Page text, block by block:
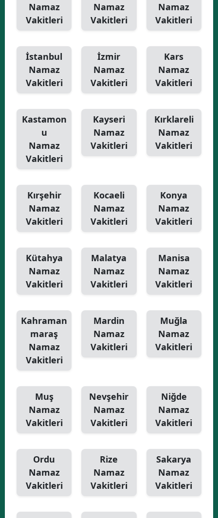
Namaz
Vakitleri
Namaz
Vakitleri
Namaz
Vakitleri
İstanbul
Namaz
Vakitleri
İzmir
Namaz
Vakitleri
Kars
Namaz
Vakitleri
Kastamon
u
Namaz
Vakitleri
Kayseri
Namaz
Vakitleri
Kırklareli
Namaz
Vakitleri
Kırşehir
Namaz
Vakitleri
Kocaeli
Namaz
Vakitleri
Konya
Namaz
Vakitleri
Kütahya
Namaz
Vakitleri
Malatya
Namaz
Vakitleri
Manisa
Namaz
Vakitleri
Kahraman
maraş
Namaz
Vakitleri
Mardin
Namaz
Vakitleri
Muğla
Namaz
Vakitleri
Muş
Namaz
Vakitleri
Nevşehir
Namaz
Vakitleri
Niğde
Namaz
Vakitleri
Ordu
Namaz
Vakitleri
Rize
Namaz
Vakitleri
Sakarya
Namaz
Vakitleri